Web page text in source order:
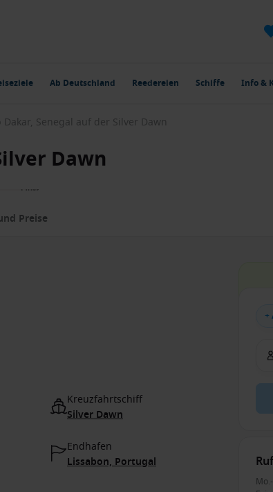
Ab Deutschland Reedereien Schiffe Info &
Dakar, Senegal auf der Silver Dawn
Dawn
Preise
Kreuzfahrtschiff
Silver Dawn
Endhafen
Lissabon, Portugal
+